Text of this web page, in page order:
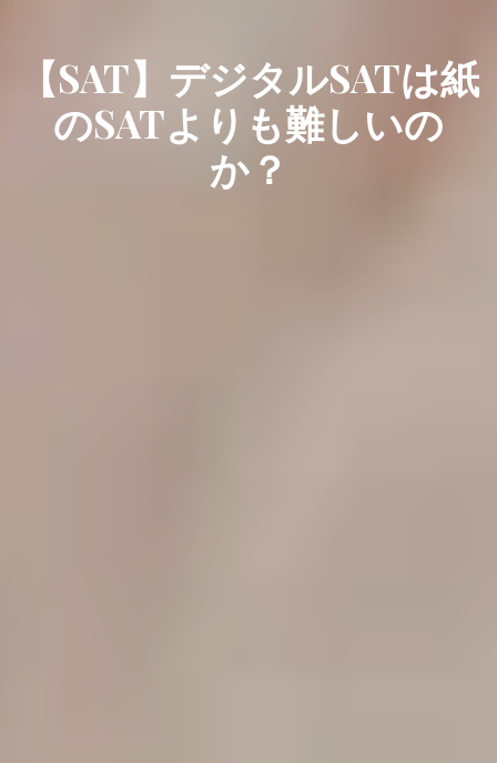
【SAT】デジタルSATは紙
のSATよりも難しいの
か？